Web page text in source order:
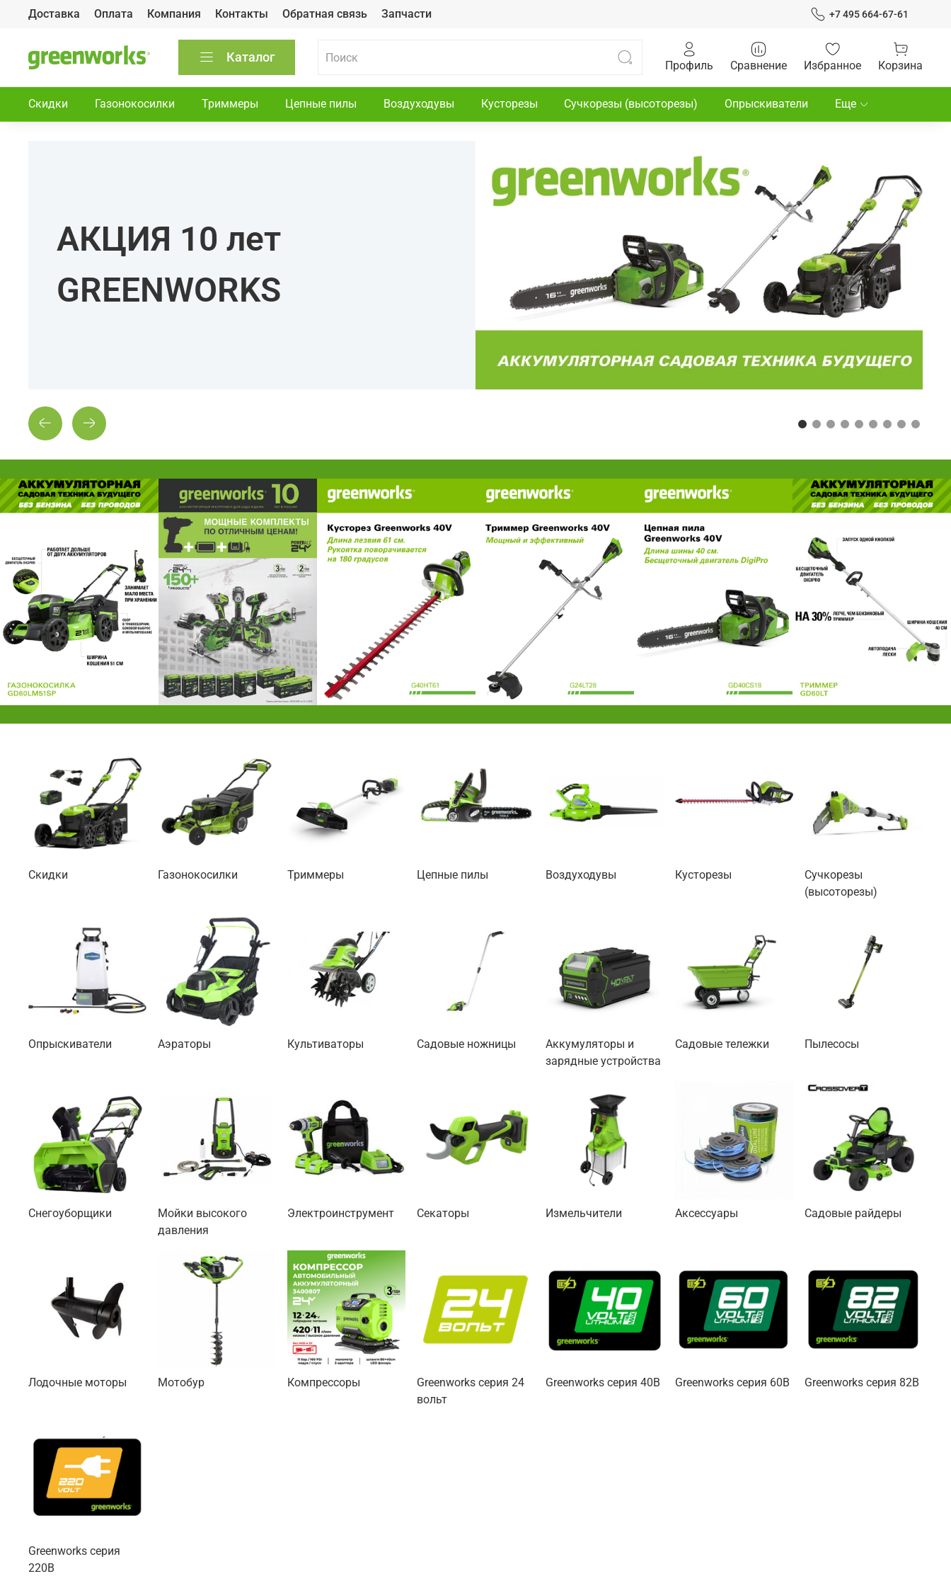
Доставка Оплата Компания Контакты Обратная связь Запчасти +7 495 664-67-61
Каталог
Профиль Сравнение Избранное Корзина
Скидки Газонокосилки Триммеры Цепные пилы Воздуходувы Кусторезы Сучкорезы (высоторезы) Опрыскиватели Еще
АКЦИЯ 10 лет
GREENWORKS
Скидки Газонокосилки Триммеры Цепные пилы Воздуходувы Кусторезы
Сучкорезы
(высоторезы)
Опрыскиватели Аэраторы Культиваторы Садовые ножницы
Аккумуляторы и
зарядные устройства
Садовые тележки Пылесосы
Снегоуборщики
Мойки высокого
давления
Электроинструмент Секаторы Измельчители Аксессуары Садовые райдеры
Лодочные моторы Мотобур Компрессоры
Greenworks серия 24
вольт
Greenworks серия 40В Greenworks серия 60В Greenworks серия 82В
Greenworks серия
220В